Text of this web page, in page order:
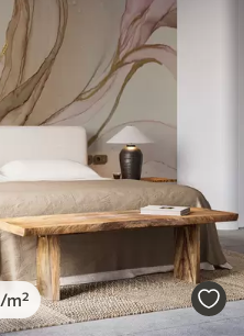
/m²